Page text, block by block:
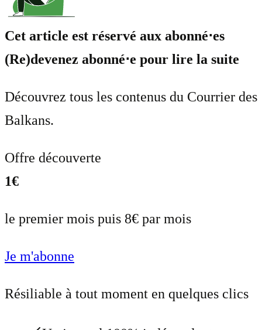
Cet article est réservé aux abonné⋅es
(Re)devenez abonné⋅e pour lire la suite
Découvrez tous les contenus du Courrier des
Balkans.
Offre découverte
1€
le premier mois puis 8€ par mois
Je m'abonne
Résiliable à tout moment en quelques clics